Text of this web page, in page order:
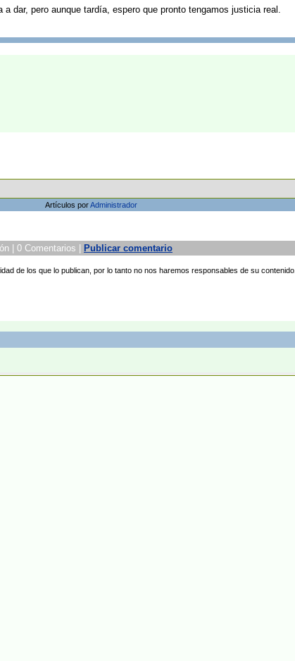
dar, pero aunque tardía, espero que pronto tengamos justicia real.
Artículos porAdministrador
| 0 Comentarios |
Publicar comentario
de los que lo publican, por lo tanto no nos haremos responsables de su contenido.